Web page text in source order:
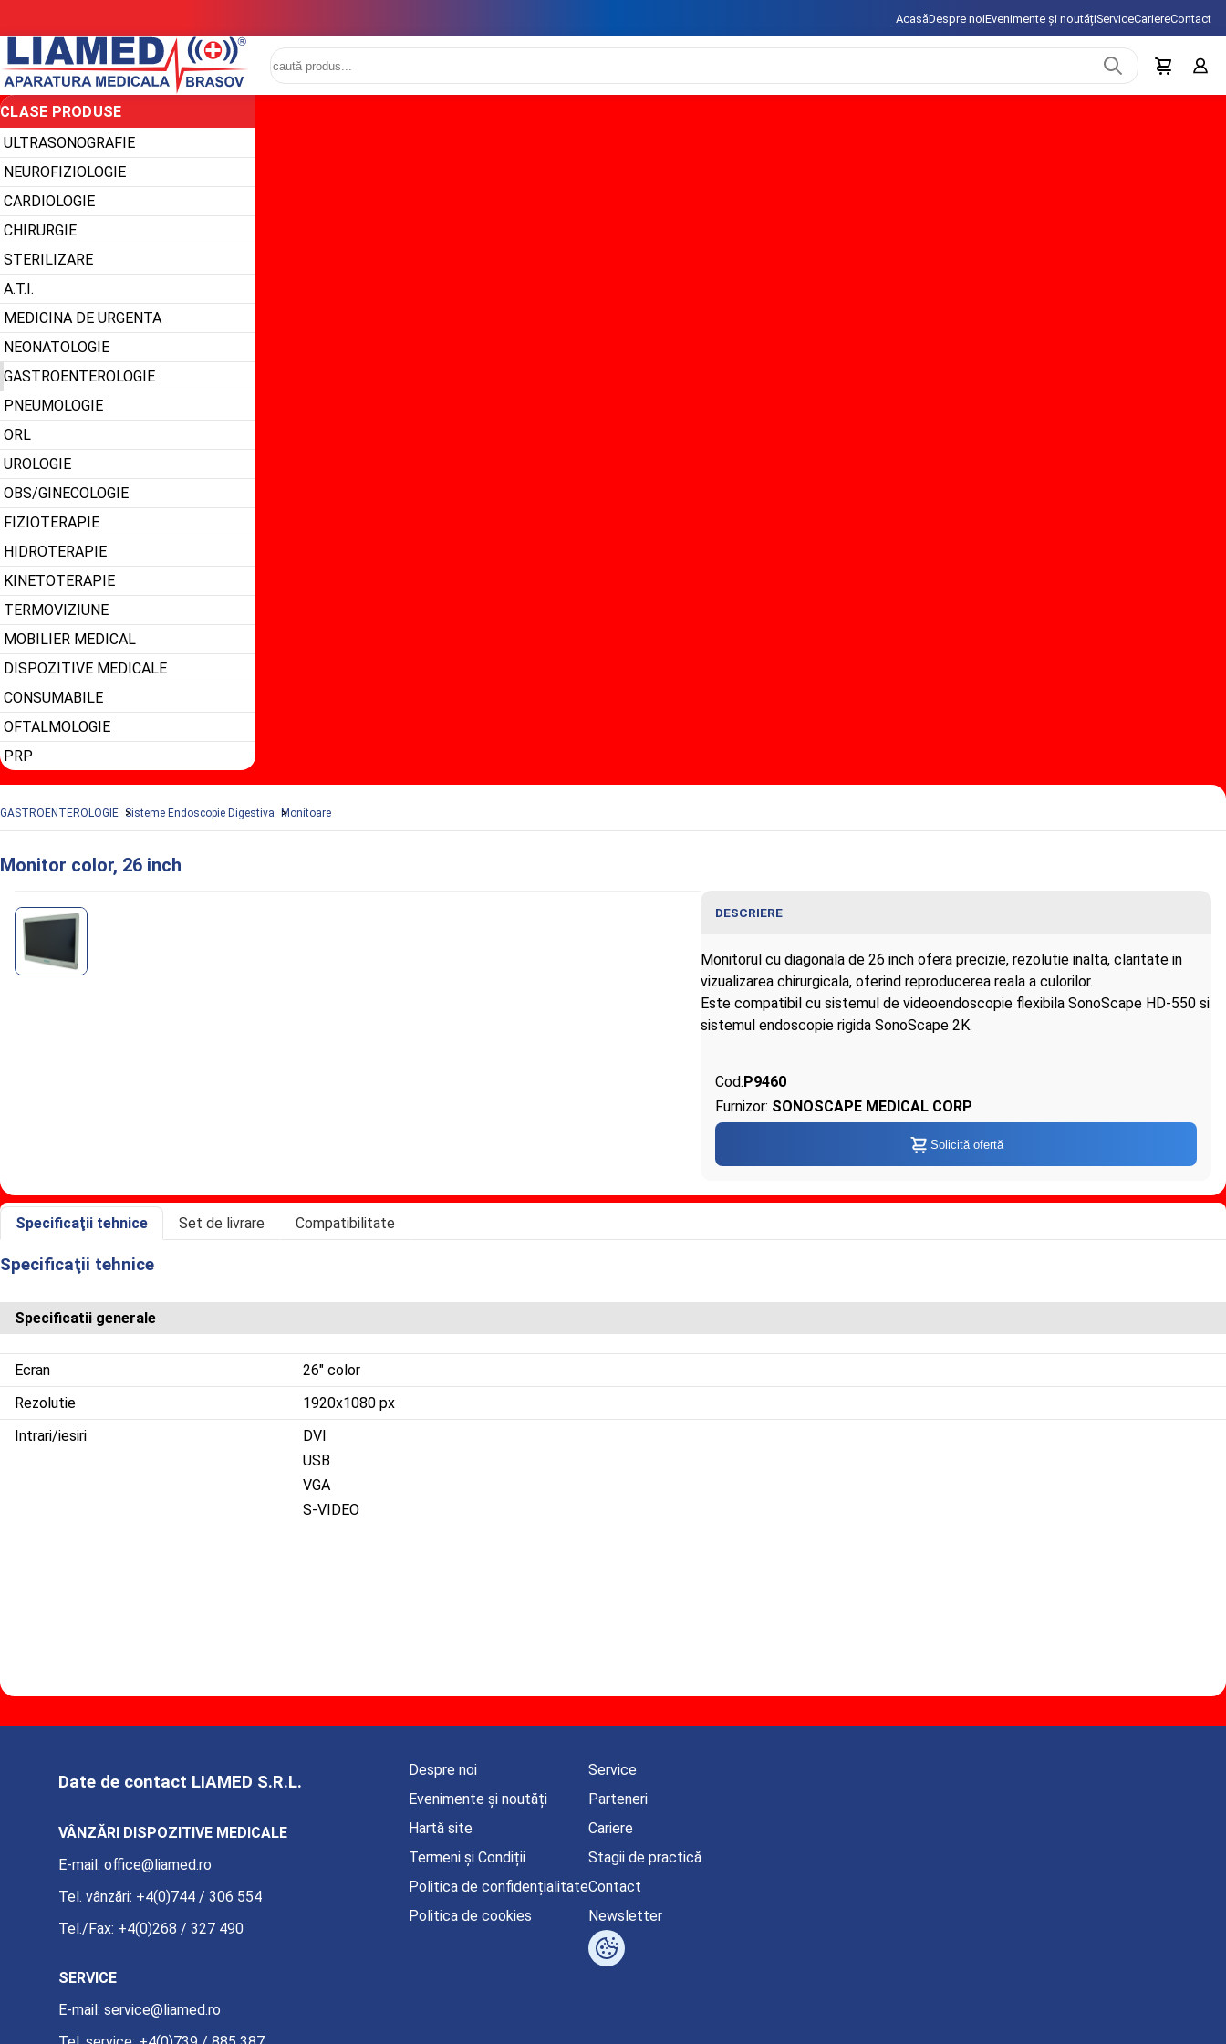
AcasăDespre noiEvenimente și noutățiServiceCariereContact
CLASE PRODUSE
ULTRASONOGRAFIE
NEUROFIZIOLOGIE
CARDIOLOGIE
CHIRURGIE
STERILIZARE
A.T.I.
MEDICINA DE URGENTA
NEONATOLOGIE
GASTROENTEROLOGIE
PNEUMOLOGIE
ORL
UROLOGIE
OBS/GINECOLOGIE
FIZIOTERAPIE
HIDROTERAPIE
KINETOTERAPIE
TERMOVIZIUNE
MOBILIER MEDICAL
DISPOZITIVE MEDICALE
CONSUMABILE
OFTALMOLOGIE
PRP
GASTROENTEROLOGIE Sisteme Endoscopie Digestiva Monitoare
Monitor color, 26 inch
DESCRIERE
Monitorul cu diagonala de 26 inch ofera precizie, rezolutie inalta, claritate in
vizualizarea chirurgicala, oferind reproducerea reala a culorilor.
Este compatibil cu sistemul de videoendoscopie flexibila SonoScape HD-550 si
sistemul endoscopie rigida SonoScape 2K.
Cod: P9460
Furnizor: SONOSCAPE MEDICAL CORP
Solicită ofertă
Informaţii despre Monitor color, 26 inch
Specificaţii tehnice Set de livrare Compatibilitate
Specificaţii tehnice
Specificatii generale
Ecran
26" color
Rezolutie
1920x1080 px
Intrari/iesiri
DVI
USB
VGA
S-VIDEO
Date de contact LIAMED S.R.L.
VÂNZĂRI DISPOZITIVE MEDICALE
E-mail: office@liamed.ro
Tel. vânzări: +4(0)744 / 306 554
Tel./Fax: +4(0)268 / 327 490
SERVICE
E-mail: service@liamed.ro
Despre noi
Evenimente și noutăți
Hartă site
Termeni și Condiții
Politica de confidențialitate
Politica de cookies
Service
Parteneri
Cariere
Stagii de practică
Contact
Newsletter